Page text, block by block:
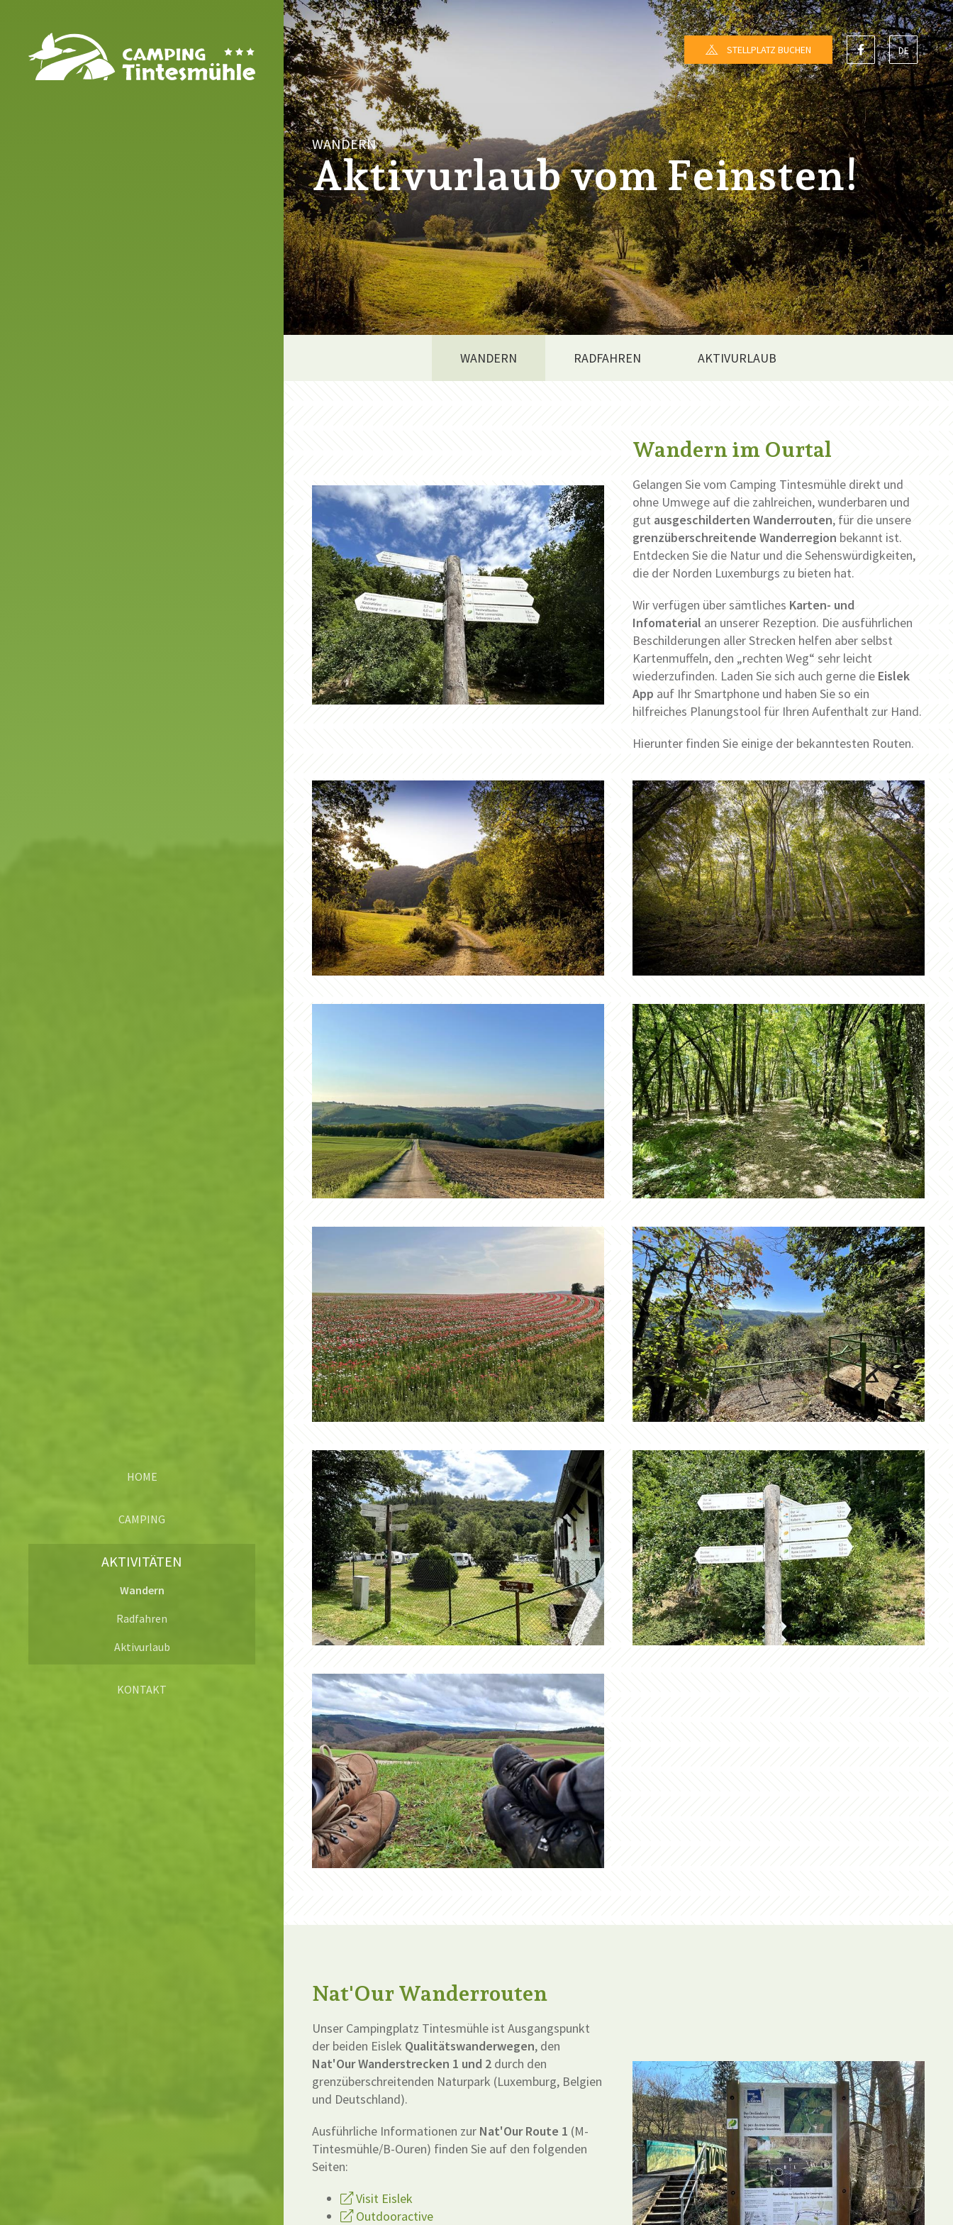
STELLPLATZ BUCHEN
HOME
CAMPING
AKTIVITÄTEN
Wandern
Radfahren
Aktivurlaub
KONTAKT
DE
FR
NL
EN
WANDERN
Aktivurlaub vom Feinsten!
WANDERN RADFAHREN AKTIVURLAUB
Wandern im Ourtal
Gelangen Sie vom Camping Tintesmühle direkt und
ohne Umwege auf die zahlreichen, wunderbaren und
gut ausgeschilderten Wanderrouten, für die unsere
grenzüberschreitende Wanderregion bekannt ist.
Entdecken Sie die Natur und die Sehenswürdigkeiten,
die der Norden Luxemburgs zu bieten hat.
Wir verfügen über sämtliches Karten- und
Infomaterial an unserer Rezeption. Die ausführlichen
Beschilderungen aller Strecken helfen aber selbst
Kartenmuffeln, den „rechten Weg“ sehr leicht
wiederzufinden. Laden Sie sich auch gerne die Eislek
App auf Ihr Smartphone und haben Sie so ein
hilfreiches Planungstool für Ihren Aufenthalt zur Hand.
Hierunter finden Sie einige der bekanntesten Routen.
Nat'Our Wanderrouten
Unser Campingplatz Tintesmühle ist Ausgangspunkt
der beiden Eislek Qualitätswanderwegen, den
Nat'Our Wanderstrecken 1 und 2 durch den
grenzüberschreitenden Naturpark (Luxemburg, Belgien
und Deutschland).
Ausführliche Informationen zur Nat'Our Route 1 (M-
Tintesmühle/B-Ouren) finden Sie auf den folgenden
Seiten:
Visit Eislek
Outdooractive